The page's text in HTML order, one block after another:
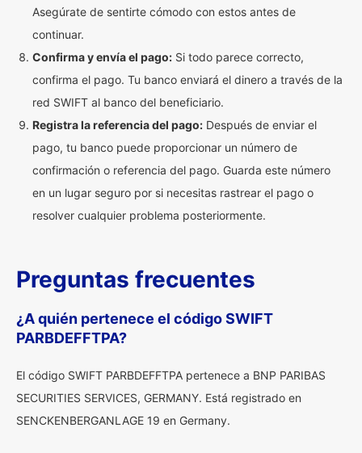
Asegúrate de sentirte cómodo con estos antes de
continuar.
Confirma y envía el pago: Si todo parece correcto,
confirma el pago. Tu banco enviará el dinero a través de la
red SWIFT al banco del beneficiario.
Registra la referencia del pago: Después de enviar el
pago, tu banco puede proporcionar un número de
confirmación o referencia del pago. Guarda este número
en un lugar seguro por si necesitas rastrear el pago o
resolver cualquier problema posteriormente.
Preguntas frecuentes
¿A quién pertenece el código SWIFT
PARBDEFFTPA?
El código SWIFT PARBDEFFTPA pertenece a BNP PARIBAS
SECURITIES SERVICES, GERMANY. Está registrado en
SENCKENBERGANLAGE 19 en Germany.